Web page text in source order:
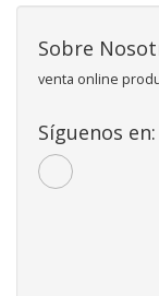
Sobre
venta online
Síguenos en: